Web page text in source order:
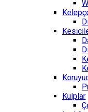
Kulplar